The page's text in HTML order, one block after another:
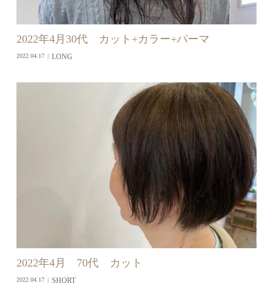
2022年4月30代 カット+カラー+パーマ
2022.04.17 LONG
2022年4月 70代 カット
2022.04.17 SHORT